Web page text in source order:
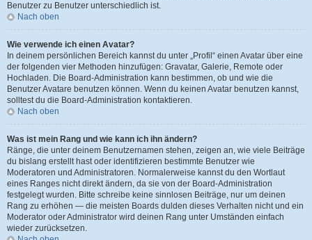
Benutzer zu Benutzer unterschiedlich ist.
Nach oben
Wie verwende ich einen Avatar?
In deinem persönlichen Bereich kannst du unter „Profil“ einen Avatar über eine
der folgenden vier Methoden hinzufügen: Gravatar, Galerie, Remote oder
Hochladen. Die Board-Administration kann bestimmen, ob und wie die
Benutzer Avatare benutzen können. Wenn du keinen Avatar benutzen kannst,
solltest du die Board-Administration kontaktieren.
Nach oben
Was ist mein Rang und wie kann ich ihn ändern?
Ränge, die unter deinem Benutzernamen stehen, zeigen an, wie viele Beiträge
du bislang erstellt hast oder identifizieren bestimmte Benutzer wie
Moderatoren und Administratoren. Normalerweise kannst du den Wortlaut
eines Ranges nicht direkt ändern, da sie von der Board-Administration
festgelegt wurden. Bitte schreibe keine sinnlosen Beiträge, nur um deinen
Rang zu erhöhen — die meisten Boards dulden dieses Verhalten nicht und ein
Moderator oder Administrator wird deinen Rang unter Umständen einfach
wieder zurücksetzen.